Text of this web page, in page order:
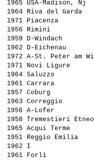
1965 USA-Madison,
1964 Riva del
1971 Piacenza
1956 Rimini
1959 D-Windach
1962 D-Eichenau
1972 A-St. Peter am
1971 Novi Ligure
1964 Saluzzo
1961 Carrara
1957 Coburg
1963 Correggio
1956 A-Lofer
1958 Tremestieri
1965 Acqui Terme
1951 Reggio Emilia
1962 I
1961 Forlì